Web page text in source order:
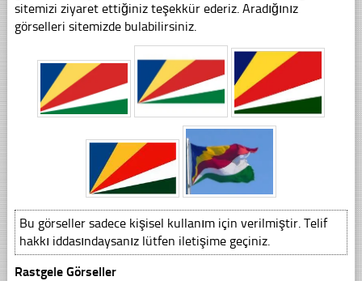
sitemizi ziyaret ettiğiniz teşekkür ederiz. Aradığınız
görselleri sitemizde bulabilirsiniz.
Bu görseller sadece kişisel kullanım için verilmiştir. Telif
hakkı iddasındaysanız lütfen iletişime geçiniz.
Rastgele Görseller